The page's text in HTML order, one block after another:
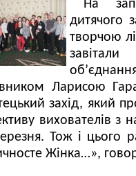
На
дитячого
творчою
Ларисою
захід, який
вихователів з
Тож і цього
Жінка…»,